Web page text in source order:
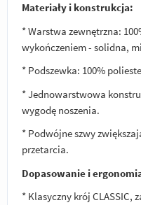
Materiały i konstrukcja:
* Warstwa zewnętrzna:
wykończeniem - solidna,
* Podszewka: 100%
* Jednowarstwowa
wygodę noszenia.
* Podwójne szwy
przetarcia.
Dopasowanie i
* Klasyczny krój